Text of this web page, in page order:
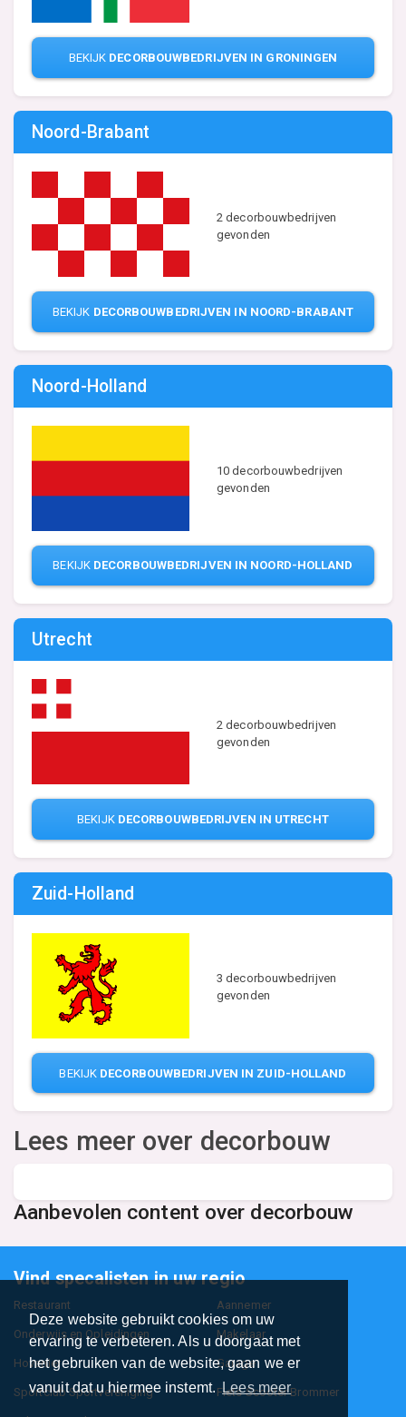
Deze website gebruikt cookies om uw
ervaring te verbeteren. Als u doorgaat met
het gebruiken van de website, gaan we er
vanuit dat u hiermee instemt.Lees meer
BEKIJK DECORBOUWBEDRIJVEN IN GRONINGEN
Noord-Brabant
2 decorbouwbedrijven
gevonden
BEKIJK DECORBOUWBEDRIJVEN IN NOORD-BRABANT
Noord-Holland
10 decorbouwbedrijven
gevonden
BEKIJK DECORBOUWBEDRIJVEN IN NOORD-HOLLAND
Utrecht
2 decorbouwbedrijven
gevonden
BEKIJK DECORBOUWBEDRIJVEN IN UTRECHT
Zuid-Holland
3 decorbouwbedrijven
gevonden
BEKIJK DECORBOUWBEDRIJVEN IN ZUID-HOLLAND
Lees meer over decorbouw
Aanbevolen content over decorbouw
Vind specalisten in uw regio
Restaurant Aannemer
Onderwijs en Opleidingen Makelaar
Hovenier Garage
Sportclub Sportvereniging Fiets Scooter Brommer